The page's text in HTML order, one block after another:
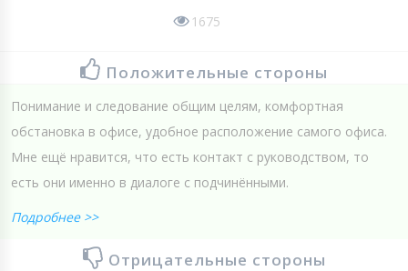
1675
Положительные стороны
Понимание и следование общим целям, комфортная
обстановка в офисе, удобное расположение самого офиса.
Мне ещё нравится, что есть контакт с руководством, то
есть они именно в диалоге с подчинёнными.
Подробнее >>
Отрицательные стороны